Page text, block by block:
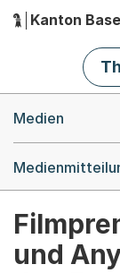
Hauptnavigation
Kanton
Medien
und